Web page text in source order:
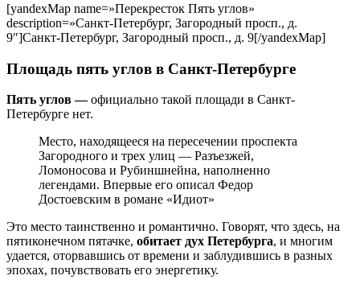
[yandexMap name=»Перекресток Пять углов»
description=»Санкт-Петербург, Загородный просп., д.
9″]Санкт-Петербург, Загородный просп., д. 9[/yandexMap]
Площадь пять углов в Санкт-Петербурге
Пять углов —официально такой площади в Санкт-
Петербурге нет.
Место, находящееся на пересечении проспекта
Загородного и трех улиц — Разъезжей,
Ломоносова и Рубиншнейна, наполненно
легендами. Впервые его описал Федор
Достоевским в романе «Идиот»
Это место таинственно и романтично. Говорят, что здесь, на
пятиконечном пятачке, обитает дух Петербурга, и многим
удается, оторвавшись от времени и заблудившись в разных
эпохах, почувствовать его энергетику.